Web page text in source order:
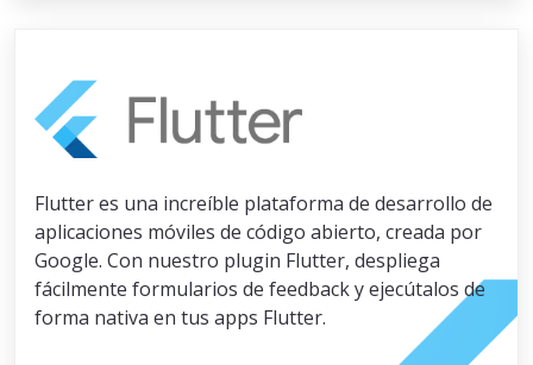
Flutter es una increíble plataforma de desarrollo de
aplicaciones móviles de código abierto, creada por
Google. Con nuestro plugin Flutter, despliega
fácilmente formularios de feedback y ejecútalos de
forma nativa en tus apps Flutter.